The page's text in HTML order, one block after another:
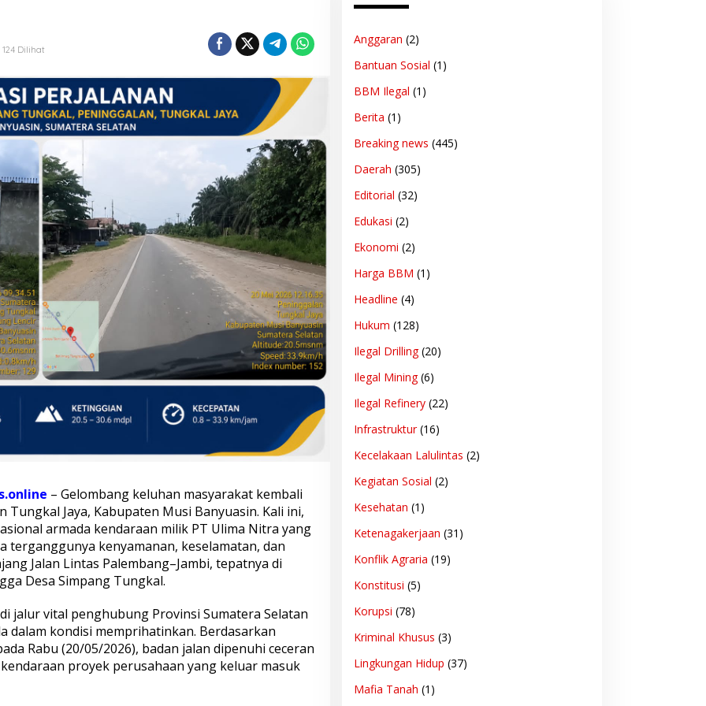
124 Dilihat
– Gelombang keluhan masyarakat kembali
Tungkal Jaya, Kabupaten Musi Banyuasin. Kali ini,
armada kendaraan milik PT Ulima Nitra yang
terganggunya kenyamanan, keselamatan, dan
Jalan Lintas Palembang–Jambi, tepatnya di
Desa Simpang Tungkal.
jalur vital penghubung Provinsi Sumatera Selatan
dalam kondisi memprihatinkan. Berdasarkan
Rabu (20/05/2026), badan jalan dipenuhi ceceran
proyek perusahaan yang keluar masuk
Anggaran (2)
Bantuan Sosial (1)
BBM Ilegal (1)
Berita (1)
Breaking news (445)
Daerah (305)
Editorial (32)
Edukasi (2)
Ekonomi (2)
Harga BBM (1)
Headline (4)
Hukum (128)
Ilegal Drilling(20)
Ilegal Mining(6)
Ilegal Refinery(22)
Infrastruktur(16)
Kecelakaan Lalulintas (2)
Kegiatan Sosial (2)
Kesehatan (1)
Ketenagakerjaan (31)
Konflik Agraria (19)
Konstitusi (5)
Korupsi (78)
Kriminal Khusus (3)
Lingkungan Hidup (37)
Mafia Tanah (1)